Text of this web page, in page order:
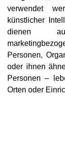
verwendet
künstlicher
dienen
Personen,
oder ihnen
Personen –
Orten oder